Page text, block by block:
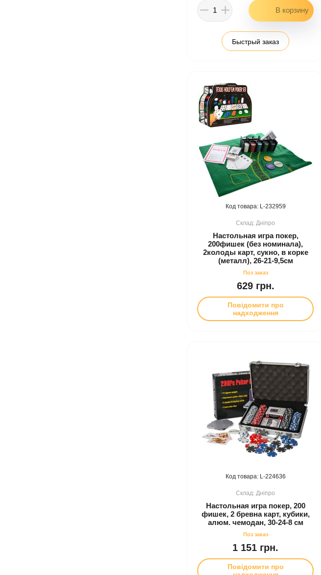
Быстрый заказ
232959
Дніпро
Настольная игра покер,
200фишек (без номинала),
2колоды карт, сукно, в корке
(металл), 26-21-9,5см
629 грн.
Повідомити про
надходження
224636
Дніпро
Настольная игра покер, 200
фишек, 2 бревна карт, кубики,
алюм. чемодан, 30-24-8 см
1 151 грн.
Повідомити про